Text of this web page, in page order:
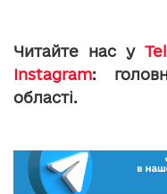
Читайте нас у
Instagram:
області.